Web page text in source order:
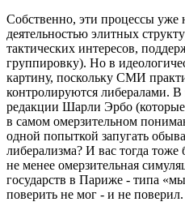
Собственно, эти процессы уже
деятельностью элитных
тактических интересов,
группировку). Но в
картину, поскольку СМИ
контролируются либералами. В
редакции Шарли Эрбо
в самом омерзительном
одной попыткой запугать
либерализма? И вас тогда тоже
не менее омерзительная
государств в Париже - типа
поверить не мог - и не поверил.